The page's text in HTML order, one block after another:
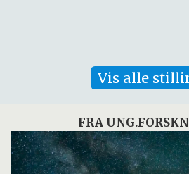
Vis alle
FRA